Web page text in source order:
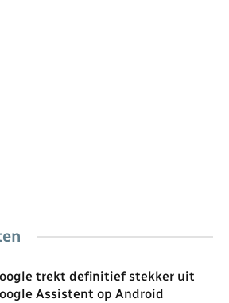
trekt definitief stekker uit
Assistent op Android